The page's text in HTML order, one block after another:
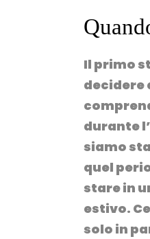
Il primo
decidere
durante
siamo
quel
stare in
estivo.
solo in